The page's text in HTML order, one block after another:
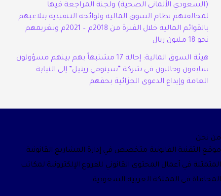
(السعودي الألماني الصحية) ولجنة المراجعة فيها
لمخالفتهم نظام السوق المالية ولوائحه التنفيذية بتلاعبهم
بالقوائم المالية خلال الفترة من 2018م – 2021م وتغريمهم
نحو 18 مليون ريال
هيئة السوق المالية: إحالة 17 مشتبهاً بهم بينهم مسؤولون
سابقون وحاليون في شركة “سينومي ريتيل” إلى النيابة
العامة وإيداع الدعوى الجزائية بحقهم
من نحن
موقع التقنية القانونية متخصص في إدارة المشاريع القانونية
المتمثلة في أعمال المحتوى القانوني للفروع الإلكترونية لمكاتب
المحاماة في المملكة العربية السعودية.